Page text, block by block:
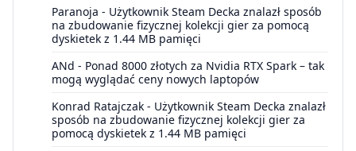
Paranoja - Użytkownik Steam Decka znalazł sposób
na zbudowanie fizycznej kolekcji gier za pomocą
dyskietek z 1.44 MB pamięci
ANd - Ponad 8000 złotych za Nvidia RTX Spark – tak
mogą wyglądać ceny nowych laptopów
Konrad Ratajczak - Użytkownik Steam Decka znalazł
sposób na zbudowanie fizycznej kolekcji gier za
pomocą dyskietek z 1.44 MB pamięci